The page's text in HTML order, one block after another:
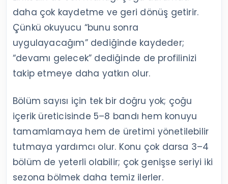
daha çok kaydetme ve geri dönüş getirir.
Çünkü okuyucu “bunu sonra
uygulayacağım” dediğinde kaydeder;
“devamı gelecek” dediğinde de profilinizi
takip etmeye daha yatkın olur.
Bölüm sayısı için tek bir doğru yok; çoğu
içerik üreticisinde 5–8 bandı hem konuyu
tamamlamaya hem de üretimi yönetilebilir
tutmaya yardımcı olur. Konu çok darsa 3–4
bölüm de yeterli olabilir; çok genişse seriyi iki
sezona bölmek daha temiz ilerler.